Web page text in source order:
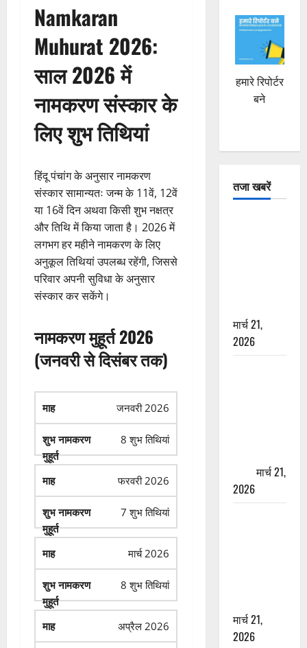
Namkaran
Muhurat 2026:
साल 2026 में
नामकरण संस्कार के
लिए शुभ तिथियां
हिंदू पंचांग के अनुसार नामकरण
संस्कार सामान्यतः जन्म के 11वें, 12वें
या 16वें दिन अथवा किसी शुभ नक्षत्र
और तिथि में किया जाता है। 2026 में
लगभग हर महीने नामकरण के लिए
अनुकूल तिथियां उपलब्ध रहेंगी, जिससे
परिवार अपनी सुविधा के अनुसार
संस्कार कर सकेंगे।
नामकरण मुहूर्त 2026
(जनवरी से दिसंबर तक)
जनवरी 2026
8 शुभ तिथियां
फरवरी 2026
7 शुभ तिथियां
मार्च 2026
8 शुभ तिथियां
अप्रैल 2026
हमारे रिपोर्टर
बने
तजा खबरें
मार्च 21,
2026
मार्च 21,
2026
मार्च 21,
2026